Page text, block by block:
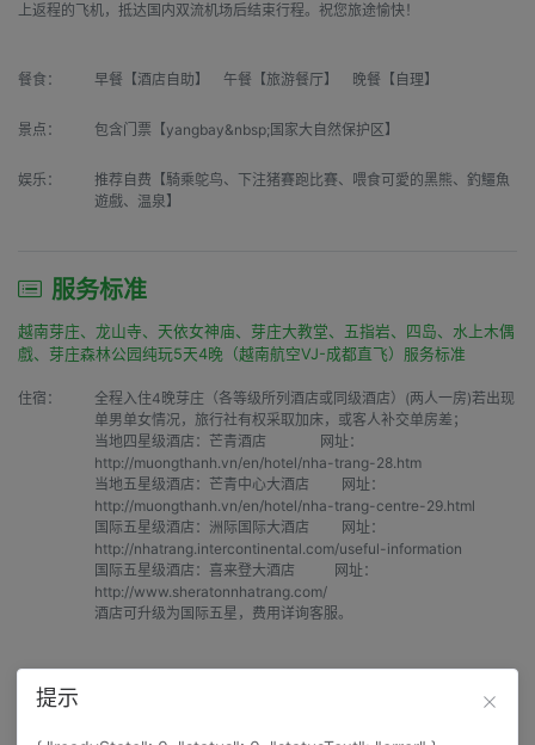
上返程的飞机，抵达国内双流机场后结束行程。祝您旅途愉快！
餐食： 早餐【酒店自助】 午餐【旅游餐厅】 晚餐【自理】
景点： 包含门票【yangbay&nbsp;国家大自然保护区】
娱乐：
推荐自费【騎乘鸵鸟、下注猪賽跑比賽、喂食可愛的黑熊、釣鱷魚
遊戲、温泉】
服务标准
越南芽庄、龙山寺、天依女神庙、芽庄大教堂、五指岩、四岛、水上木偶
戲、芽庄森林公园纯玩5天4晚（越南航空VJ-成都直飞）服务标准
住宿：
全程入住4晚芽庄（各等级所列酒店或同级酒店）(两人一房)若出现
单男单女情况，旅行社有权采取加床，或客人补交单房差；
当地四星级酒店：芒青酒店               网址：
http://muongthanh.vn/en/hotel/nha-trang-28.htm
当地五星级酒店：芒青中心大酒店         网址：
http://muongthanh.vn/en/hotel/nha-trang-centre-29.html
国际五星级酒店：洲际国际大酒店         网址：
http://nhatrang.intercontinental.com/useful-information
国际五星级酒店：喜来登大酒店           网址：
http://www.sheratonnhatrang.com/
酒店可升级为国际五星，费用详询客服。
汤，按实际人数酌情增减，不含酒水，如用餐人数不足10人，按相
提示